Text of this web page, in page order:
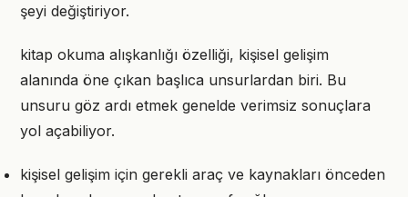
şeyi değiştiriyor.
kitap okuma alışkanlığı özelliği, kişisel gelişim
alanında öne çıkan başlıca unsurlardan biri. Bu
unsuru göz ardı etmek genelde verimsiz sonuçlara
yol açabiliyor.
kişisel gelişim için gerekli araç ve kaynakları önceden